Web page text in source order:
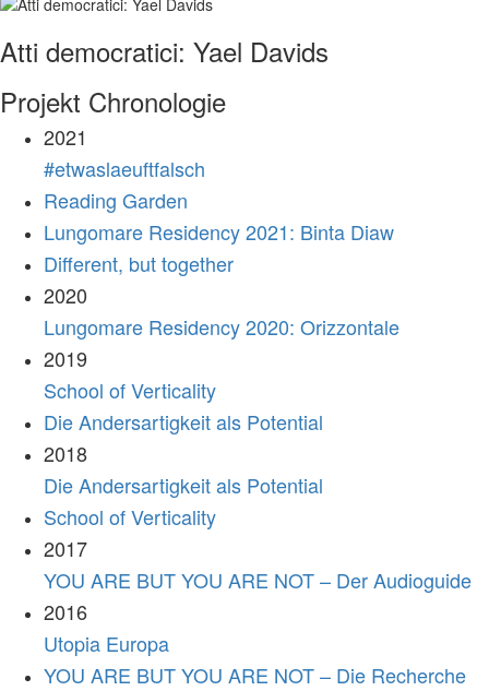
Atti democratici: Yael Davids
Projekt Chronologie
2021
#etwaslaeuftfalsch
Reading Garden
Lungomare Residency 2021: Binta Diaw
Different, but together
2020
Lungomare Residency 2020: Orizzontale
2019
School of Verticality
Die Andersartigkeit als Potential
2018
Die Andersartigkeit als Potential
School of Verticality
2017
YOU ARE BUT YOU ARE NOT – Der Audioguide
2016
Utopia Europa
YOU ARE BUT YOU ARE NOT – Die Recherche